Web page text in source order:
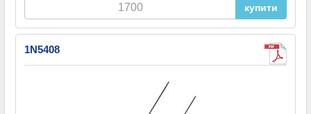
купити
1N5408